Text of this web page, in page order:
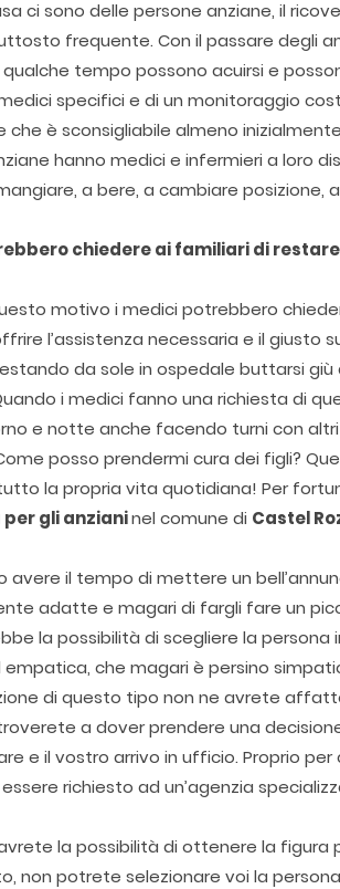
ci sono delle persone anziane, il
frequente. Con il passare degli
tempo possono acuirsi e
specifici e di un monitoraggio
che è sconsigliabile almeno
hanno medici e infermieri a loro
a bere, a cambiare posizione,
chiedere ai familiari di
motivo i medici potrebbero
l’assistenza necessaria e il giusto
da sole in ospedale buttarsi
i medici fanno una richiesta di
e notte anche facendo turni con
posso prendermi cura dei figli?
la propria vita quotidiana! Per
gli anzianinel comune di Castel
avere il tempo di mettere un
adatte e magari di fargli fare un
la possibilità di scegliere la
che magari è persino
di questo tipo non ne avrete
a dover prendere una
e il vostro arrivo in ufficio. Proprio
richiesto ad un’agenzia
la possibilità di ottenere la
non potrete selezionare voi la